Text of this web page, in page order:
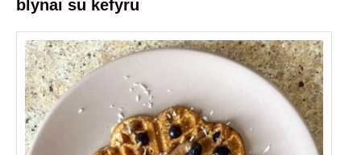
blynai su kefyru